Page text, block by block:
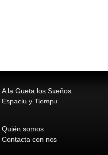
A la Gueta los Sueños
Espaciu y Tiempu
Quién somos
Contacta con nos